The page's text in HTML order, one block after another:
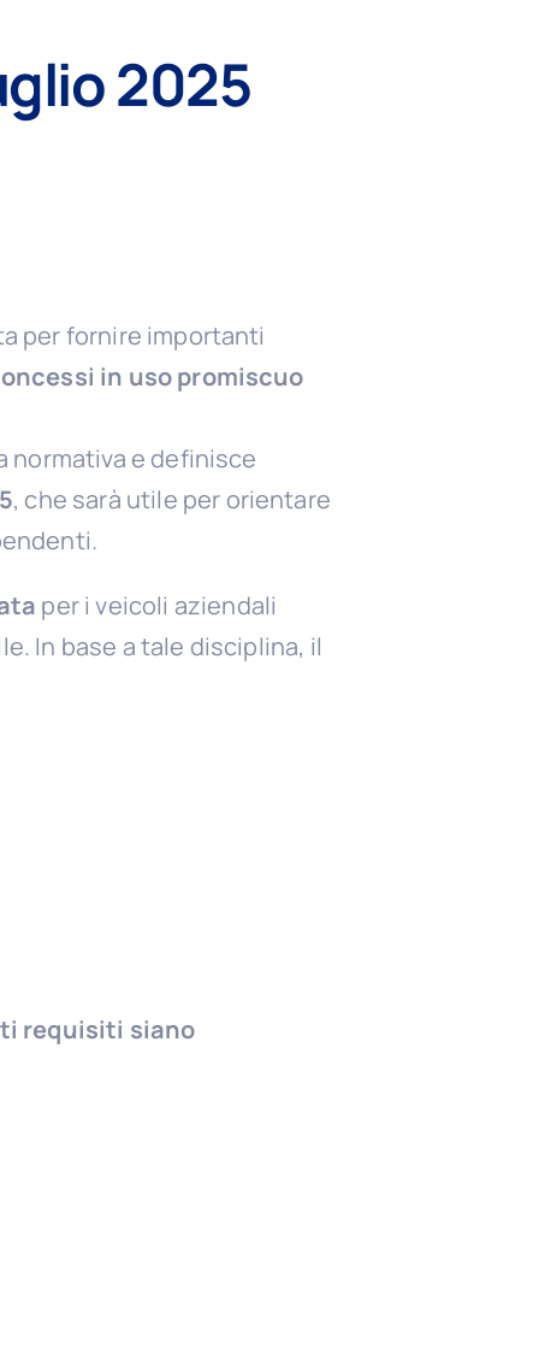
2025
per fornire importanti
in uso promiscuo
normativa e definisce
, che sarà utile per orientare
per i veicoli aziendali
In base a tale disciplina, il
requisiti siano